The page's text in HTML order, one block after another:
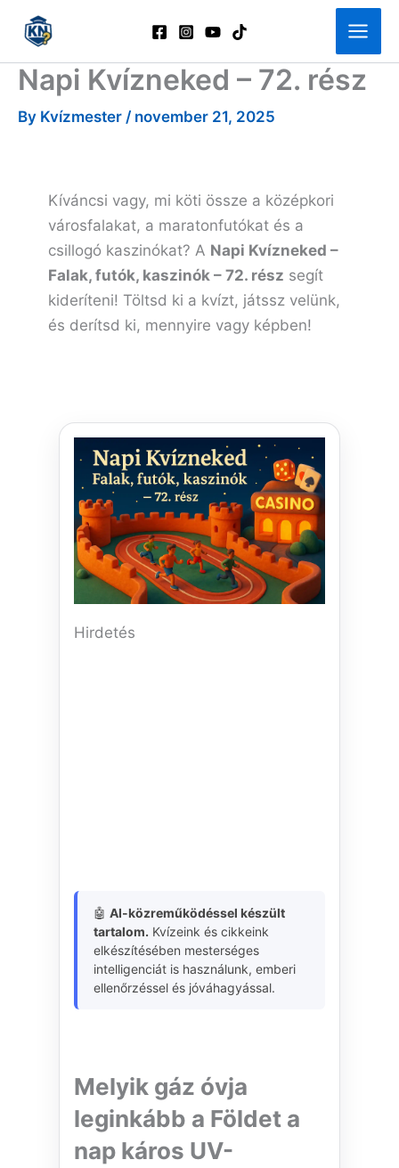
content
Napi Kvízneked – 72. rész
By Kvízmester / november 21, 2025
Kíváncsi vagy, mi köti össze a középkori
városfalakat, a maratonfutókat és a
csillogó kaszinókat? A Napi Kvízneked –
Falak, futók, kaszinók – 72. rész segít
kideríteni! Töltsd ki a kvízt, játssz velünk,
és derítsd ki, mennyire vagy képben!
Hirdetés
🤖 AI-közreműködéssel készült
tartalom. Kvízeink és cikkeink
elkészítésében mesterséges
intelligenciát is használunk, emberi
ellenőrzéssel és jóváhagyással.
Melyik gáz óvja
leginkább a Földet a
nap káros UV-